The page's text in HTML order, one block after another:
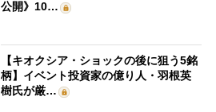
公開》10…
【キオクシア・ショックの後に狙う5銘
柄】イベント投資家の億り人・羽根英
樹氏が厳…